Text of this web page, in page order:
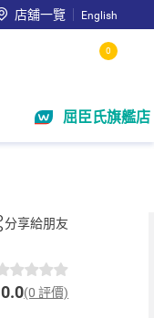
店舖一覽 English
0
屈臣氏旗艦店
分享給朋友
0.0(0 評價)